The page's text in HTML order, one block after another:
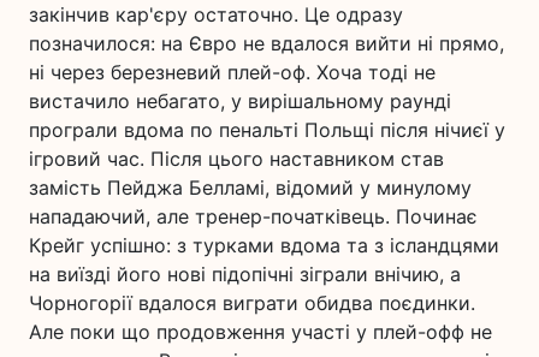
закінчив кар'єру остаточно. Це одразу
позначилося: на Євро не вдалося вийти ні прямо,
ні через березневий плей-оф. Хоча тоді не
вистачило небагато, у вирішальному раунді
програли вдома по пенальті Польщі після нічиєї у
ігровий час. Після цього наставником став
замість Пейджа Белламі, відомий у минулому
нападаючий, але тренер-початківець. Починає
Крейг успішно: з турками вдома та з ісландцями
на виїзді його нові підопічні зіграли внічию, а
Чорногорії вдалося виграти обидва поєдинки.
Але поки що продовження участі у плей-офф не